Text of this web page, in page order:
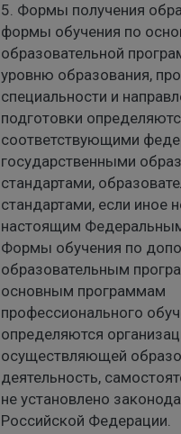
5. Формы получения
формы обучения по
образовательной
уровню образования,
специальности и
подготовки
соответствующими
государственными
стандартами,
стандартами, если иное
настоящим
Формы обучения по
образовательным
основным программам
профессионального
определяются
осуществляющей
деятельность,
не установлено
Российской Федерации.